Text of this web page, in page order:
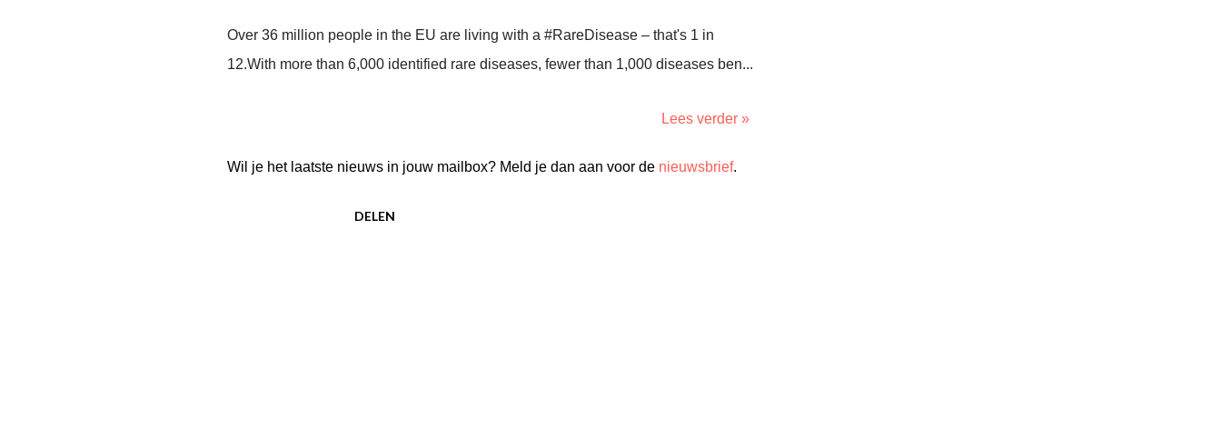
Over 36 million people in the EU are living with a #RareDisease – that's 1 in
12.With more than 6,000 identified rare diseases, fewer than 1,000 diseases ben...
Lees verder »
Wil je het laatste nieuws in jouw mailbox? Meld je dan aan voor de nieuwsbrief.
DELEN